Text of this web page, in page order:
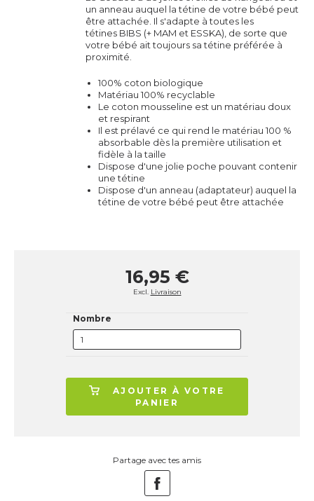
un anneau auquel la tétine de votre bébé peut
être attachée. Il s'adapte à toutes les
tétines BIBS (+ MAM et ESSKA) , de sorte que
votre bébé ait toujours sa tétine préférée à
proximité.
100% coton biologique
Matériau 100% recyclable
Le coton mousseline est un matériau doux
et respirant
Il est prélavé ce qui rend le matériau 100 %
absorbable dès la première utilisation et
fidèle à la taille
Dispose d'une jolie poche pouvant contenir
une tétine
Dispose d'un anneau (adaptateur) auquel la
tétine de votre bébé peut être attachée
16,95 €
Excl. Livraison
Nombre
AJOUTER À VOTRE
PANIER
Partage avec tes amis